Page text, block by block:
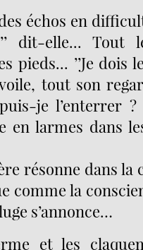
échos en
dit-elle... Tout
pieds... ’’Je dois
tout son
puis-je l’enterrer
en larmes dans
résonne dans la
comme la
s’annonce…
et les